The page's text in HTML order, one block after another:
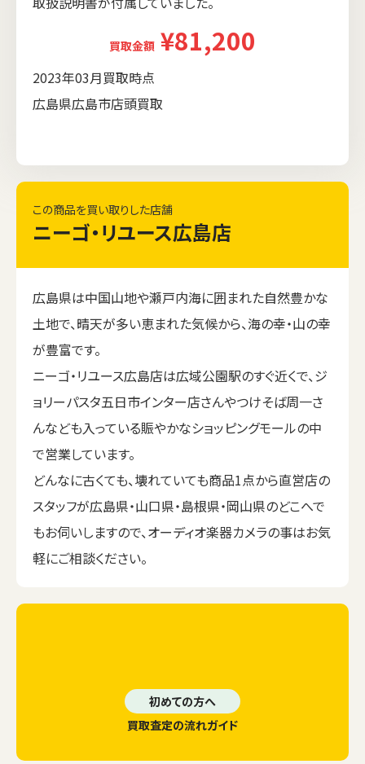
買取金額 ¥81,200
2023年03月買取時点
広島県広島市店頭買取
この商品を買い取りした店舗
ニーゴ・リユース広島店
広島県は中国山地や瀬戸内海に囲まれた自然豊かな
土地で、晴天が多い恵まれた気候から、海の幸・山の幸
が豊富です。
ニーゴ・リユース広島店は広域公園駅のすぐ近くで、ジ
ョリーパスタ五日市インター店さんやつけそば周一さ
んなども入っている賑やかなショッピングモールの中
で営業しています。
どんなに古くても、壊れていても商品1点から直営店の
スタッフが広島県・山口県・島根県・岡山県のどこへで
もお伺いしますので、オーディオ楽器カメラの事はお気
軽にご相談ください。
初めての方へ
買取査定の流れガイド